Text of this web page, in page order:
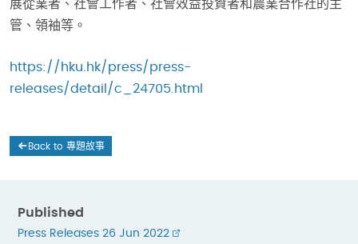
展從業者、社會工作者、社會效益投資者和農業合作社的主
管、領袖等。
https://hku.hk/press/press-
releases/detail/c_24705.html
Back to 專題故事
Published
Press Releases 26 Jun 2022